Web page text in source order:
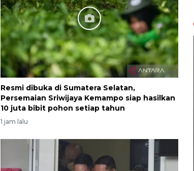
Resmi dibuka di Sumatera Selatan,
Persemaian Sriwijaya Kemampo siap hasilkan
10 juta bibit pohon setiap tahun
1 jam lalu